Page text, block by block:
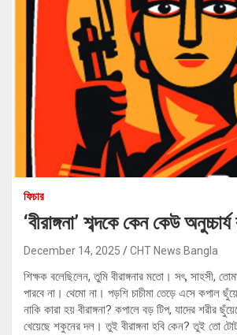
ফিচার
‘বীরাঙ্গনা’ শব্দকে কেন কেউ
December 14, 2025 CHT News Bangla
শিক্ষক বলেছিলেন, তুমি বীরাঙ্গনার মতো। সৎ, সাহসী,
পারবে না। থেমো না। পড়শি চাচীমা তেড়ে এসে কপাল
নাকি কারা হয় বীরাঙ্গনা? কপালে বড় টিপ, যাদের শরীর
খেয়েছে শকুনের দল। তুই বীরাঙ্গনা হবি কেন? তুই তো